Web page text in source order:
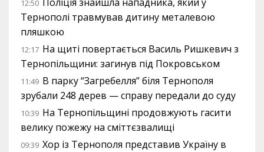
12:50
Тернополі травмував дитину металевою
пляшкою
12:17 На щиті повертається Василь Ришкевич з
Тернопільщини: загинув під Покровськом
11:49 В парку “Загребелля” біля Тернополя
зрубали 248 дерев — справу передали до суду
10:39 На Тернопільщині продовжують гасити
велику пожежу на сміттєзвалищі
09:39 Хор із Тернополя представив Україну в